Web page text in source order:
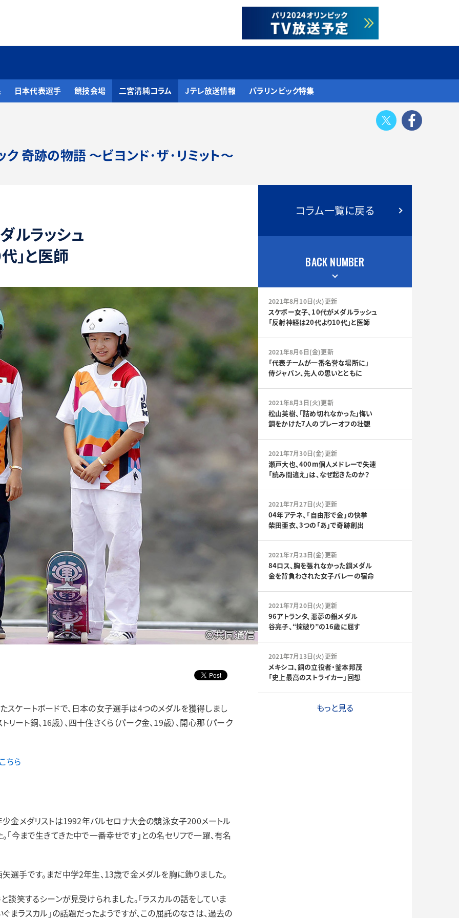
日本代表選手 競技会場 二宮清純コラム Jテレ放送情報 パラリンピック特集
Twitter
ク 奇跡の物語～ビヨンド･ザ･リミット～
ルラッシュ
」と医師
ケートボードで、日本の女子選手は4つのメダルを獲得しまし
リート銅、16歳）、四十住さくら（パーク金、19歳）、開心那（パーク
ちら
金メダリストは1992年バルセロナ大会の競泳女子200メートル
今まで生きてきた中で一番幸せです」との名セリフで一躍、有名
手です。まだ中学2年生、13歳で金メダルを胸に飾りました。
笑するシーンが見受けられました。「ラスカルの話をしていま
まラスカル」の話題だったようですが、この屈託のなさは、過去の
コラム一覧に戻る
BACK NUMBER
2021年8月10日(火)更新
スケボー女子、10代がメダルラッシュ
「反射神経は20代より10代」と医師
2021年8月6日(金)更新
「代表チームが一番名誉な場所に」
侍ジャパン、先人の思いとともに
2021年8月3日(火)更新
松山英樹、「詰め切れなかった」悔い
銅をかけた7人のプレーオフの壮観
2021年7月30日(金)更新
瀬戸大也、400m個人メドレーで失速
「読み間違え」は、なぜ起きたのか？
2021年7月27日(火)更新
04年アテネ、「自由形で金」の快挙
柴田亜衣、3つの「あ」で奇跡創出
2021年7月23日(金)更新
84ロス、胸を張れなかった銅メダル
金を背負わされた女子バレーの宿命
2021年7月20日(火)更新
96アトランタ、悪夢の銀メダル
谷亮子、“掟破り”の16歳に屈す
2021年7月13日(火)更新
メキシコ、銅の立役者・釜本邦茂
「史上最高のストライカー」回想
もっと見る